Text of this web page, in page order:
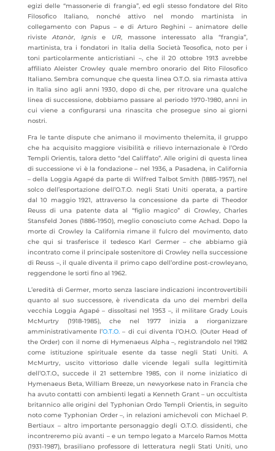
egizi delle “massonerie di frangia”, ed egli stesso fondatore del Rito
Filosofico Italiano, nonché attivo nel mondo martinista in
collegamento con Papus – e di Arturo Reghini – animatore delle
rivisteAtanòr, Ignise UR, massone interessato alla “frangia”,
martinista, tra i fondatori in Italia della Società Teosofica, noto per i
toni particolarmente anticristiani –, che il 20 ottobre 1913 avrebbe
affiliato Aleister Crowley quale membro onorario del Rito Filosofico
Italiano. Sembra comunque che questa linea O.T.O. sia rimasta attiva
in Italia sino agli anni 1930, dopo di che, per ritrovare una qualche
linea di successione, dobbiamo passare al periodo 1970-1980, anni in
cui viene a configurarsi una rinascita che prosegue sino ai giorni
nostri.
Fra le tante dispute che animano il movimento thelemita, il gruppo
che ha acquisito maggiore visibilità e rilievo internazionale è l’Ordo
Templi Orientis, talora detto “del Califfato”. Alle origini di questa linea
di successione vi è la fondazione – nel 1936, a Pasadena, in California
– della Loggia Agapé da parte di Wilfred Talbot Smith (1885-1957), nel
solco dell’esportazione dell’O.T.O. negli Stati Uniti operata, a partire
dal 10 maggio 1921, attraverso la concessione da parte di Theodor
Reuss di una patente data al “figlio magico” di Crowley, Charles
Stansfeld Jones (1886-1950), meglio conosciuto come Achad. Dopo la
morte di Crowley la California rimane il fulcro del movimento, dato
che qui si trasferisce il tedesco Karl Germer – che abbiamo già
incontrato come il principale sostenitore di Crowley nella successione
di Reuss –, il quale diventa il primo capo dell’ordine post-crowleyano,
reggendone le sorti fino al 1962.
L’eredità di Germer, morto senza lasciare indicazioni incontrovertibili
quanto al suo successore, è rivendicata da uno dei membri della
vecchia Loggia Agapé – dissoltasi nel 1953 –, il militare Grady Louis
McMurtry (1918-1985), che nel 1977 inizia a riorganizzare
amministrativamente l’O.T.O. – di cui diventa l’O.H.O. (Outer Head of
the Order) con il nome di Hymenaeus Alpha –, registrandolo nel 1982
come istituzione spirituale esente da tasse negli Stati Uniti. A
McMurtry, uscito vittorioso dalle vicende legali sulla legittimità
dell’O.T.O., succede il 21 settembre 1985, con il nome iniziatico di
Hymenaeus Beta, William Breeze, un newyorkese nato in Francia che
ha avuto contatti con ambienti legati a Kenneth Grant – un occultista
britannico alle origini del Typhonian Ordo Templi Orientis, in seguito
noto come Typhonian Order –, in relazioni amichevoli con Michael P.
Bertiaux – altro importante personaggio degli O.T.O. dissidenti, che
incontreremo più avanti – e un tempo legato a Marcelo Ramos Motta
(1931-1987), brasiliano professore di letteratura negli Stati Uniti, uno